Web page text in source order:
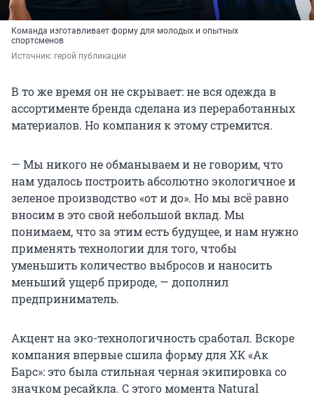
Команда изготавливает форму для молодых и опытных
спортсменов
Источник: герой публикации
В то же время он не скрывает: не вся одежда в
ассортименте бренда сделана из переработанных
материалов. Но компания к этому стремится.
— Мы никого не обманываем и не говорим, что
нам удалось построить абсолютно экологичное и
зеленое производство «от и до». Но мы всё равно
вносим в это свой небольшой вклад. Мы
понимаем, что за этим есть будущее, и нам нужно
применять технологии для того, чтобы
уменьшить количество выбросов и наносить
меньший ущерб природе, — дополнил
предприниматель.
Акцент на эко-технологичность сработал. Вскоре
компания впервые сшила форму для ХК «Ак
Барс»: это была стильная черная экипировка со
значком ресайкла. С этого момента Natural